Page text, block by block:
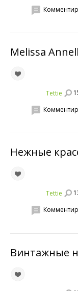
Melissa
Tettie
Нежные
Tettie
Винтажные